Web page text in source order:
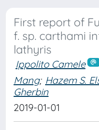
First report of
f. sp. carthami
lathyris
Ippolito Camele
Mang; Hazem S.
Gherbin
2019-01-01